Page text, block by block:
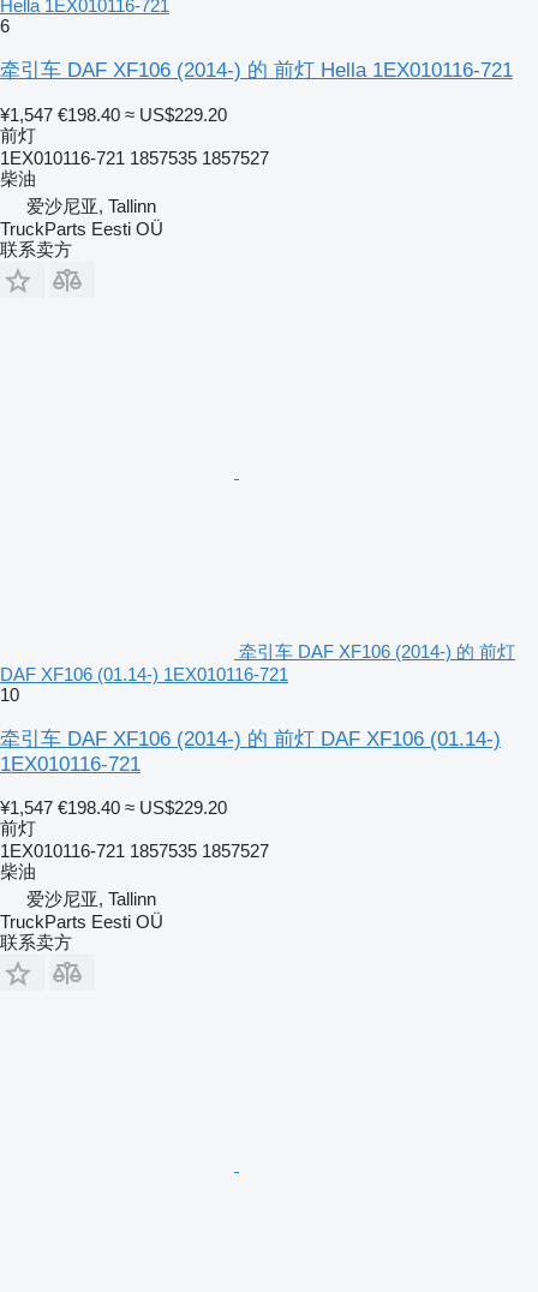
Hella 1EX010116-721
6
牵引车 DAF XF106 (2014-) 的 前灯 Hella 1EX010116-721
¥1,547 €198.40 ≈ US$229.20
前灯
1EX010116-721 1857535 1857527
柴油
爱沙尼亚, Tallinn
TruckParts Eesti OÜ
联系卖方
牵引车 DAF XF106 (2014-) 的 前灯
DAF XF106 (01.14-) 1EX010116-721
10
牵引车 DAF XF106 (2014-) 的 前灯 DAF XF106 (01.14-)
1EX010116-721
¥1,547 €198.40 ≈ US$229.20
前灯
1EX010116-721 1857535 1857527
柴油
爱沙尼亚, Tallinn
TruckParts Eesti OÜ
联系卖方